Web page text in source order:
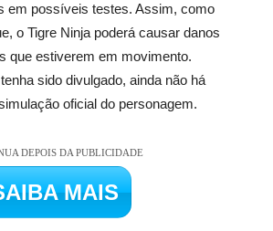
em possíveis testes. Assim, como
o Tigre Ninja poderá causar danos
que estiverem em movimento.
sido divulgado, ainda não há
oficial do personagem.
DEPOIS DA PUBLICIDADE
MAIS